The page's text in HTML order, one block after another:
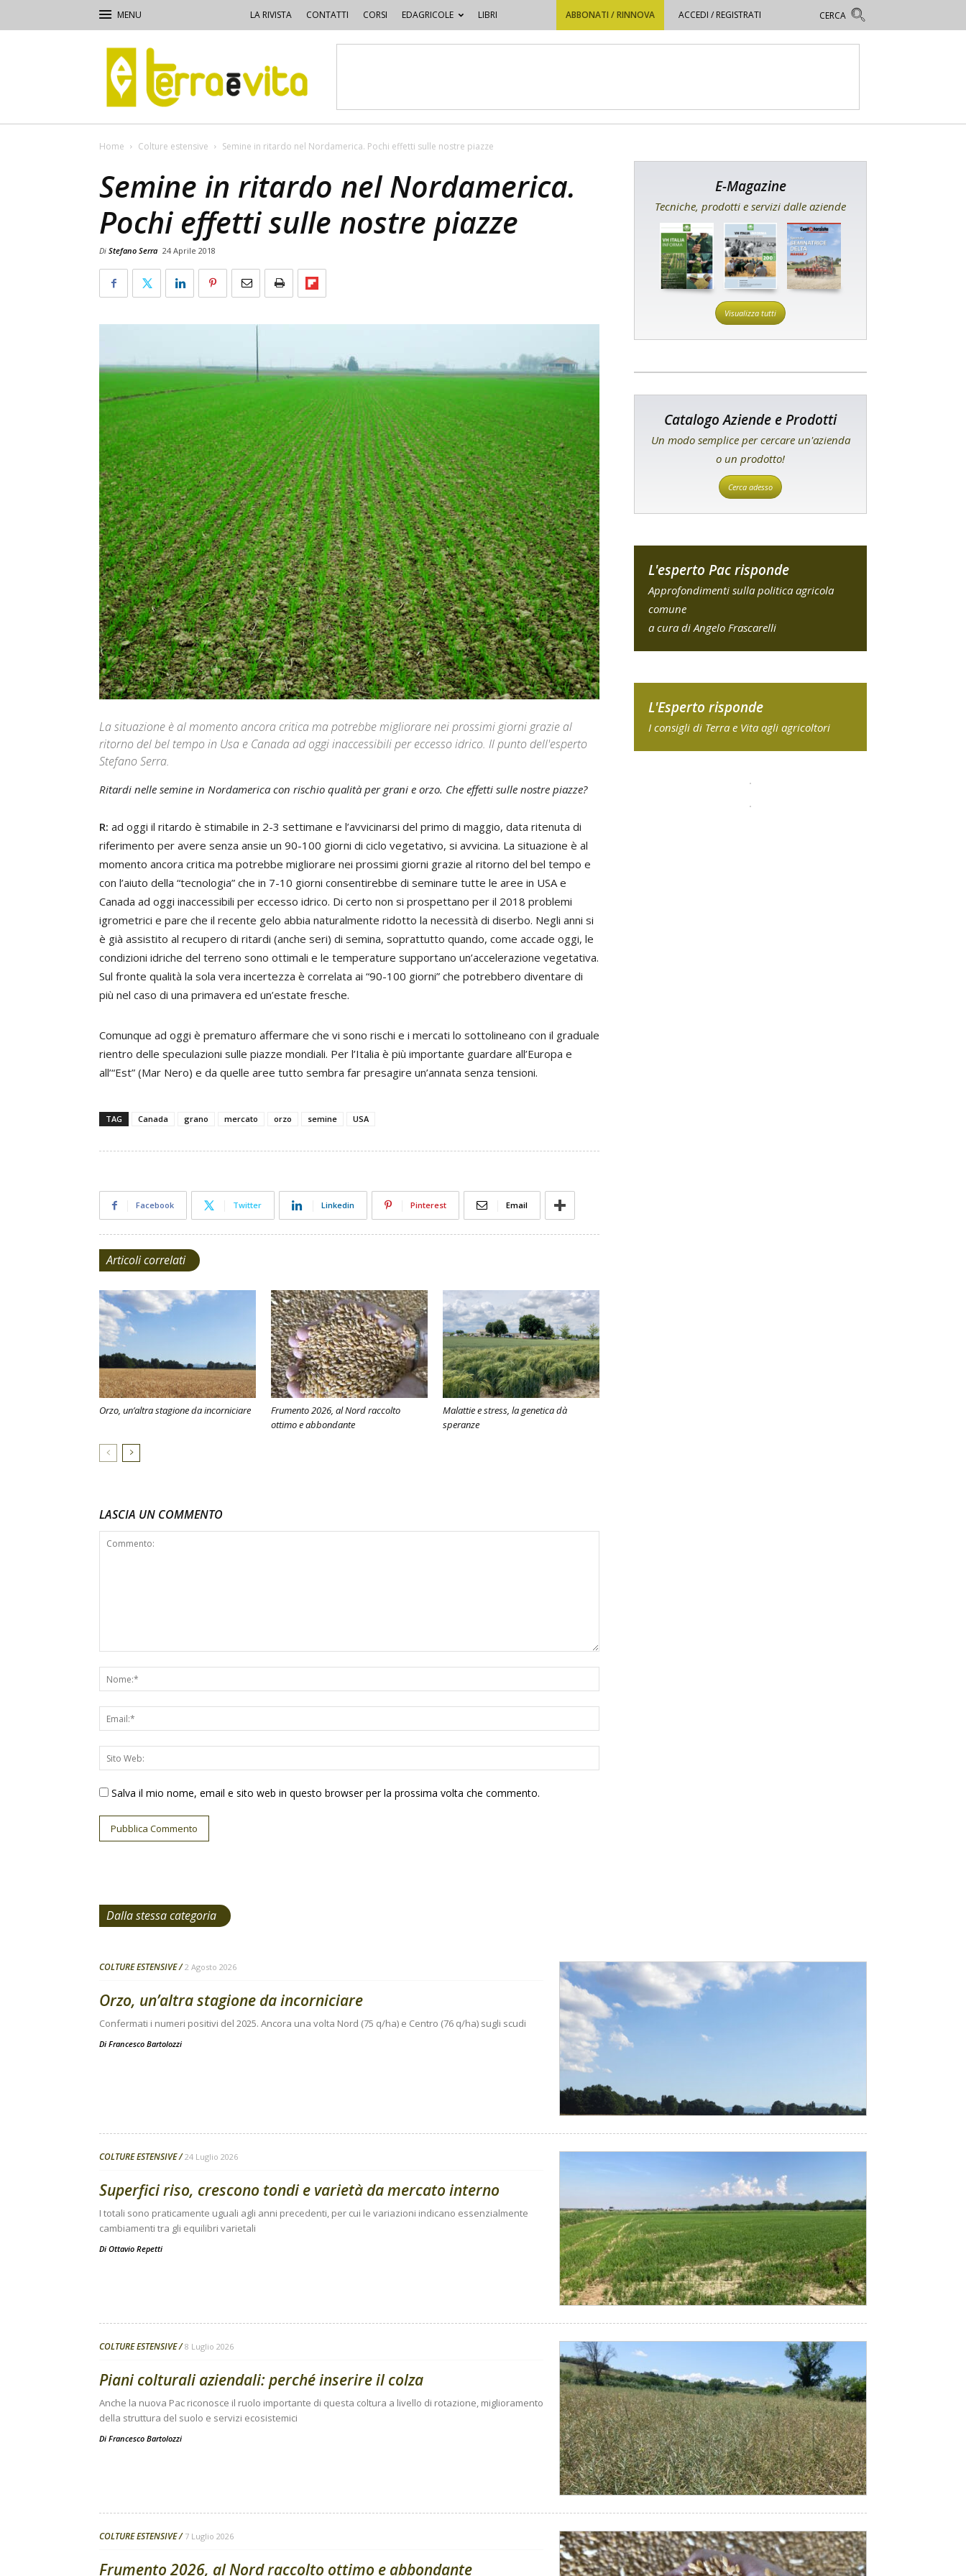
LA RIVISTA CONTATTI CORSI EDAGRICOLE LIBRI ABBONATI / RINNOVA ACCEDI / REGISTRATI
Terra
e
Vita
Home Colture estensive Semine in ritardo nel Nordamerica. Pochi effetti sulle nostre piazze
Semine in ritardo nel Nordamerica.
Pochi effetti sulle nostre piazze
Di Stefano Serra 24 Aprile 2018
La situazione è al momento ancora critica ma potrebbe migliorare nei prossimi giorni grazie al
ritorno del bel tempo in Usa e Canada ad oggi inaccessibili per eccesso idrico. Il punto dell'esperto
Stefano Serra.
Ritardi nelle semine in Nordamerica con rischio qualità per grani e orzo. Che effetti sulle nostre piazze?
R: ad oggi il ritardo è stimabile in 2-3 settimane e l’avvicinarsi del primo di maggio, data ritenuta di
riferimento per avere senza ansie un 90-100 giorni di ciclo vegetativo, si avvicina. La situazione è al
momento ancora critica ma potrebbe migliorare nei prossimi giorni grazie al ritorno del bel tempo e
con l’aiuto della “tecnologia” che in 7-10 giorni consentirebbe di seminare tutte le aree in USA e
Canada ad oggi inaccessibili per eccesso idrico. Di certo non si prospettano per il 2018 problemi
igrometrici e pare che il recente gelo abbia naturalmente ridotto la necessità di diserbo. Negli anni si
è già assistito al recupero di ritardi (anche seri) di semina, soprattutto quando, come accade oggi, le
condizioni idriche del terreno sono ottimali e le temperature supportano un’accelerazione vegetativa.
Sul fronte qualità la sola vera incertezza è correlata ai “90-100 giorni” che potrebbero diventare di
più nel caso di una primavera ed un’estate fresche.
Comunque ad oggi è prematuro affermare che vi sono rischi e i mercati lo sottolineano con il graduale
rientro delle speculazioni sulle piazze mondiali. Per l’Italia è più importante guardare all’Europa e
all’“Est” (Mar Nero) e da quelle aree tutto sembra far presagire un’annata senza tensioni.
TAG Canada grano mercato orzo semine USA
Facebook Twitter Linkedin Pinterest Email
Articoli correlati
Orzo, un’altra stagione da incorniciare
Frumento 2026, al Nord raccolto
ottimo e abbondante
Malattie e stress, la genetica dà
speranze
LASCIA UN COMMENTO
Salva il mio nome, email e sito web in questo browser per la prossima volta che commento.
E-Magazine
Tecniche, prodotti e servizi dalle aziende
Visualizza tutti
Catalogo Aziende e Prodotti
Un modo semplice per cercare un'azienda
o un prodotto!
Cerca adesso
L'esperto Pac risponde
Approfondimenti sulla politica agricola
comune
a cura di Angelo Frascarelli
L'Esperto risponde
I consigli di Terra e Vita agli agricoltori
Dalla stessa categoria
COLTURE ESTENSIVE 2 Agosto 2026
Orzo, un’altra stagione da incorniciare
Confermati i numeri positivi del 2025. Ancora una volta Nord (75 q/ha) e Centro (76 q/ha) sugli scudi
Di Francesco Bartolozzi
COLTURE ESTENSIVE 24 Luglio 2026
Superfici riso, crescono tondi e varietà da mercato interno
I totali sono praticamente uguali agli anni precedenti, per cui le variazioni indicano essenzialmente
cambiamenti tra gli equilibri varietali
Di Ottavio Repetti
COLTURE ESTENSIVE 8 Luglio 2026
Piani colturali aziendali: perché inserire il colza
Anche la nuova Pac riconosce il ruolo importante di questa coltura a livello di rotazione, miglioramento
della struttura del suolo e servizi ecosistemici
Di Francesco Bartolozzi
COLTURE ESTENSIVE 7 Luglio 2026
Frumento 2026, al Nord raccolto ottimo e abbondante